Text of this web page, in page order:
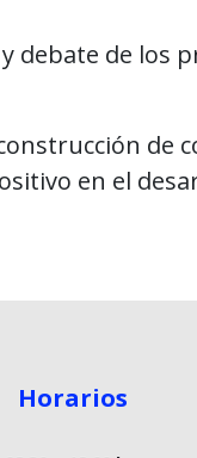
debate de los
de
en el
Horarios